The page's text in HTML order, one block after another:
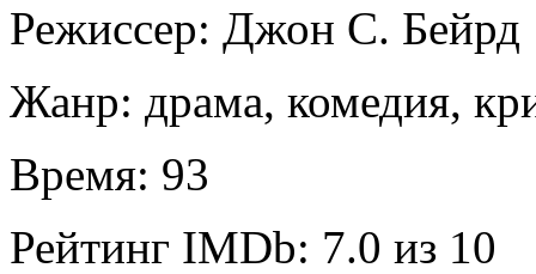
Режиссер: Джон С. Бейрд
Жанр: драма, комедия,
Время: 93
Рейтинг IMDb: 7.0 из 10